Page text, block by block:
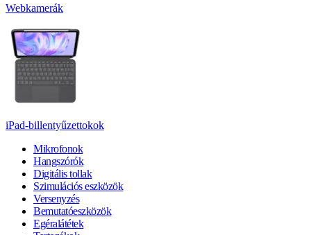
Webkamerák
iPad-billentyűzettokok
Mikrofonok
Hangszórók
Digitális tollak
Szimulációs eszközök
Versenyzés
Bemutatóeszközök
Egéralátétek